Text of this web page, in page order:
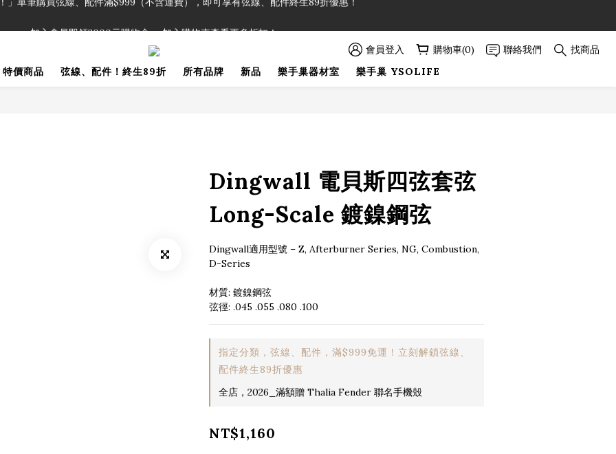
」單筆購買弦線、配件滿$999（不含運費），即可享有弦線、配件終生89折優惠！ 會員登入 購物車(0) 聯絡我們
找商品
特價商品
弦線、配件！終生89折 所有品牌 新品 樂手巢器材室 樂手巢 YSOLIFE
Dingwall 電貝斯四弦套弦
Long-Scale 鍍鎳鋼弦
Dingwall適用型號 – Z, Afterburner Series, NG, Combustion,
D-Series
材質: 鍍鎳鋼弦
弦徑: .045 .055 .080 .100
指定分類，弦線、配件，滿$999免運！立刻解鎖弦線、
配件終生89折優惠
全店，2026_滿額贈 Thalia Fender 聯名手機殼
NT$1,160